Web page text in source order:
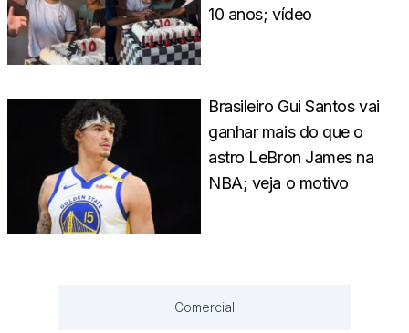
10 anos; vídeo
Brasileiro Gui Santos vai
ganhar mais do que o
astro LeBron James na
NBA; veja o motivo
Comercial